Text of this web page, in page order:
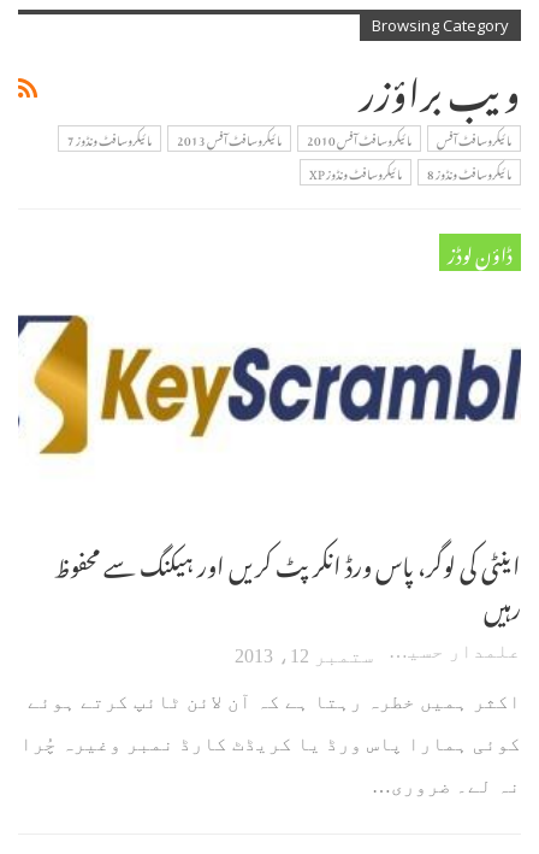
Browsing Category
ویب براؤزر
مائیکروسافٹ آفس مائیکروسافٹ آفس 2010 مائیکروسافٹ آفس 2013
مائیکروسافٹ ونڈوز 7
مائیکروسافٹ ونڈوز 8
مائیکروسافٹ ونڈوز XP
ڈاؤن لوڈز
اینٹی کی لوگر، پاس ورڈ انکرپٹ کریں اور ہیکنگ سے محفوظ
رہیں
علمدار حسین ستمبر 12، 2013
اکثر ہمیں خطرہ رہتا ہے کہ آن لائن ٹائپ کرتے ہوئے
کوئی ہمارا پاس ورڈ یا کریڈٹ کارڈ نمبر وغیرہ چُرا
نہ لے۔ ضروری…